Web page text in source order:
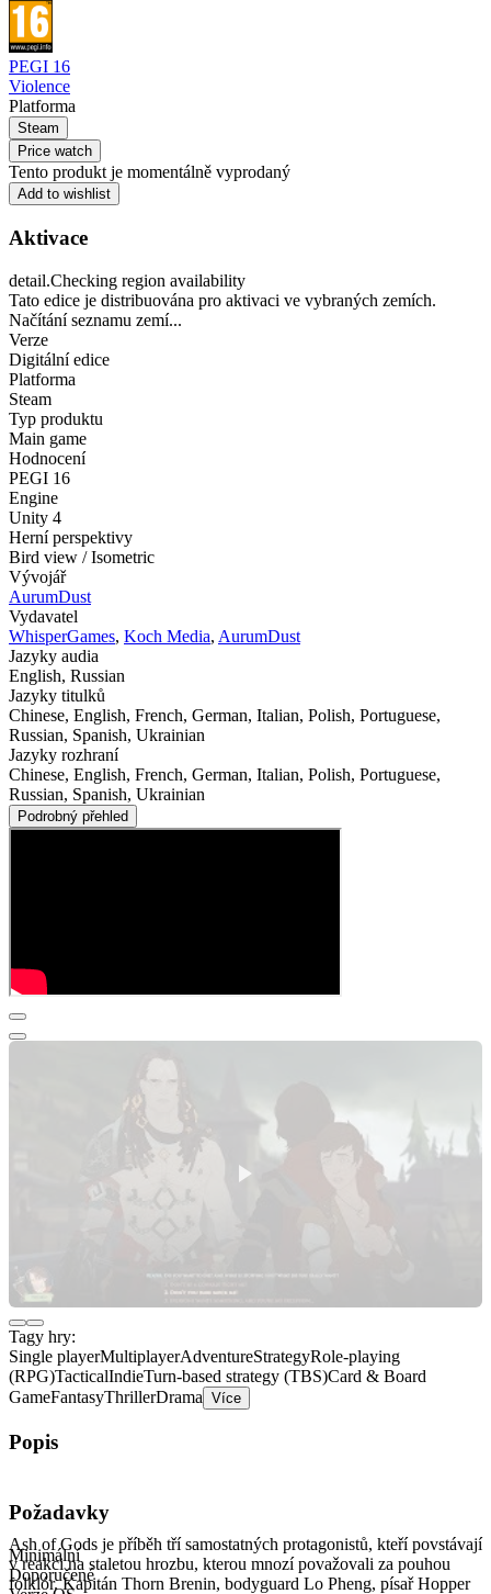
PEGI 16
Violence
Platforma
Steam
Price watch
Tento produkt je momentálně vyprodaný
Add to wishlist
Aktivace
detail.Checking region availability
Tato edice je distribuována pro aktivaci ve vybraných zemích.
Načítání seznamu zemí...
Verze
Digitální edice
Platforma
Steam
Typ produktu
Main game
Hodnocení
PEGI 16
Engine
Unity 4
Herní perspektivy
Bird view / Isometric
Vývojář
AurumDust
Vydavatel
WhisperGames, Koch Media, AurumDust
Jazyky audia
English, Russian
Jazyky titulků
Chinese, English, French, German, Italian, Polish, Portuguese,
Russian, Spanish, Ukrainian
Jazyky rozhraní
Chinese, English, French, German, Italian, Polish, Portuguese,
Russian, Spanish, Ukrainian
Podrobný přehled
Tagy hry:
Single playerMultiplayerAdventureStrategyRole-playing
(RPG)TacticalIndieTurn-based strategy (TBS)Card & Board
GameFantasyThrillerDrama Více
Popis
Ash of Gods je příběh tří samostatných protagonistů, kteří povstávají
v reakci na staletou hrozbu, kterou mnozí považovali za pouhou
folklór. Kapitán Thorn Brenin, bodyguard Lo Pheng, písař Hopper
Požadavky
Minimální
Doporučené